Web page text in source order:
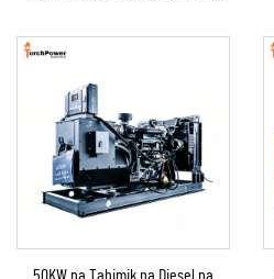
Mining/Produksyon sa Pabrika at
50KW na Tahimik na Diesel na